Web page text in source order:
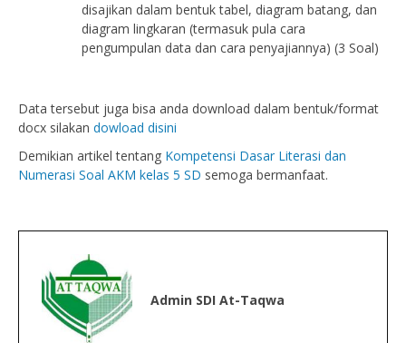
disajikan dalam bentuk tabel, diagram batang, dan
diagram lingkaran (termasuk pula cara
pengumpulan data dan cara penyajiannya) (3 Soal)
Data tersebut juga bisa anda download dalam bentuk/format
docx silakan dowload disini
Demikian artikel tentang Kompetensi Dasar Literasi dan
Numerasi Soal AKM kelas 5 SD semoga bermanfaat.
Admin SDI At-Taqwa